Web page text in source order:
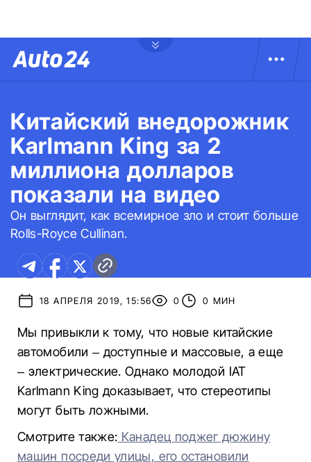
Китайский внедорожник
Karlmann King за 2
миллиона долларов
показали на видео
Он выглядит, как всемирное зло и стоит больше
Rolls-Royce Cullinan.
18 АПРЕЛЯ 2019, 15:56 0 0 МИН
Мы привыкли к тому, что новые китайские
автомобили – доступные и массовые, а еще
– электрические. Однако молодой IAT
Karlmann King доказывает, что стереотипы
могут быть ложными.
Смотрите также: Канадец поджег дюжину
машин посреди улицы, его остановили